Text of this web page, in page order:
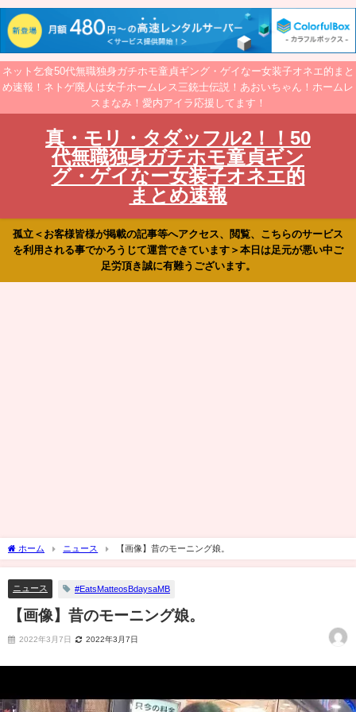
ネット乞食50代無職独身ガチホモ童貞ギング・ゲイなー女装子オネエ的まと
め速報！ネトゲ廃人は女子ホームレス三銃士伝説！あおいちゃん！ホームレ
スまなみ！愛内アイラ応援してます！
真・モリ・タダッフル2！！50
代無職独身ガチホモ童貞ギン
グ・ゲイなー女装子オネエ的
まとめ速報
孤立＜お客様皆様が掲載の記事等へアクセス、閲覧、こちらのサービス
を利用される事でかろうじて運営できています＞本日は足元が悪い中ご
足労頂き誠に有難うございます。
ホーム ニュース 【画像】昔のモーニング娘。
ニュース #EatsMatteosBdaysaMB
【画像】昔のモーニング娘。
2022年3月7日 2022年3月7日